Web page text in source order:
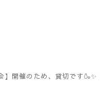
】開催のため、貸切です🍶✨